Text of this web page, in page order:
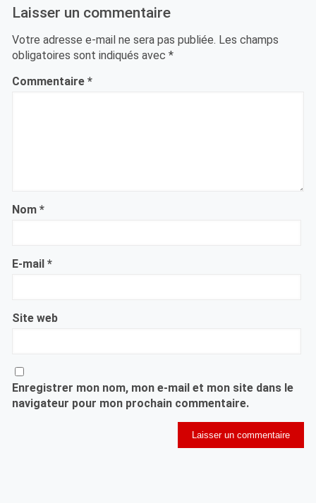
Laisser un commentaire
Votre adresse e-mail ne sera pas publiée. Les champs
obligatoires sont indiqués avec *
Commentaire *
Nom *
E-mail *
Site web
Enregistrer mon nom, mon e-mail et mon site dans le
navigateur pour mon prochain commentaire.